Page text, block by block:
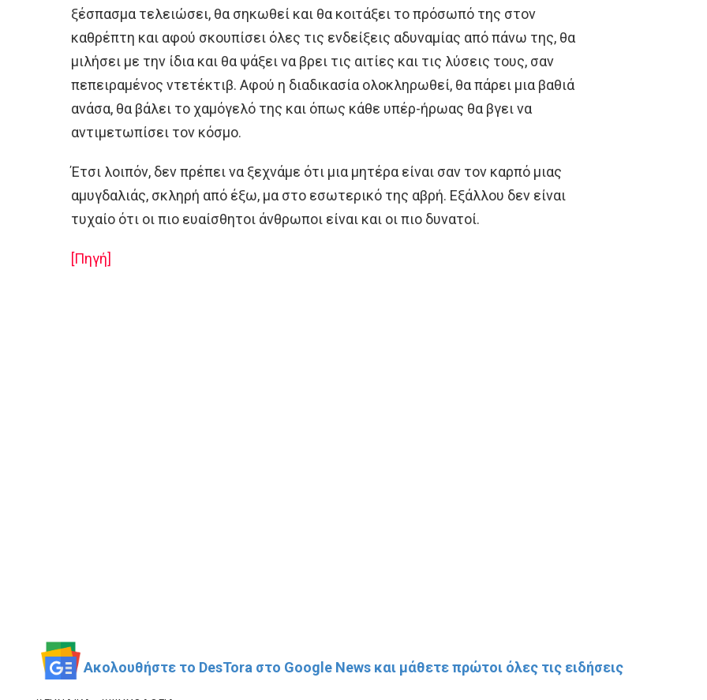
ξέσπασμα τελειώσει, θα σηκωθεί και θα κοιτάξει το πρόσωπό της στον
καθρέπτη και αφού σκουπίσει όλες τις ενδείξεις αδυναμίας από πάνω της, θα
μιλήσει με την ίδια και θα ψάξει να βρει τις αιτίες και τις λύσεις τους, σαν
πεπειραμένος ντετέκτιβ. Αφού η διαδικασία ολοκληρωθεί, θα πάρει μια βαθιά
ανάσα, θα βάλει το χαμόγελό της και όπως κάθε υπέρ-ήρωας θα βγει να
αντιμετωπίσει τον κόσμο.
Έτσι λοιπόν, δεν πρέπει να ξεχνάμε ότι μια μητέρα είναι σαν τον καρπό μιας
αμυγδαλιάς, σκληρή από έξω, μα στο εσωτερικό της αβρή. Εξάλλου δεν είναι
τυχαίο ότι οι πιο ευαίσθητοι άνθρωποι είναι και οι πιο δυνατοί.
[Πηγή]
Ακολουθήστε το DesTora στο Google News και μάθετε πρώτοι όλες τις ειδήσεις